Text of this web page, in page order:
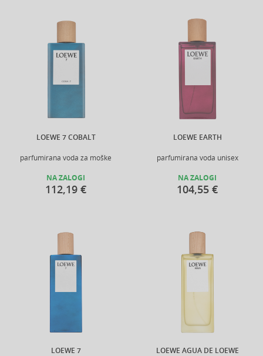
LOEWE 7 COBALT
parfumirana voda za moške
NA ZALOGI
112,19 €
LOEWE EARTH
parfumirana voda unisex
NA ZALOGI
104,55 €
LOEWE 7 LOEWE AGUA DE LOEWE